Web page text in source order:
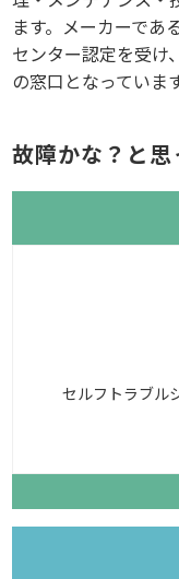
ます。メーカーであ
センター認定を受け
の窓口となっています
故障かな？と
セルフトラブル